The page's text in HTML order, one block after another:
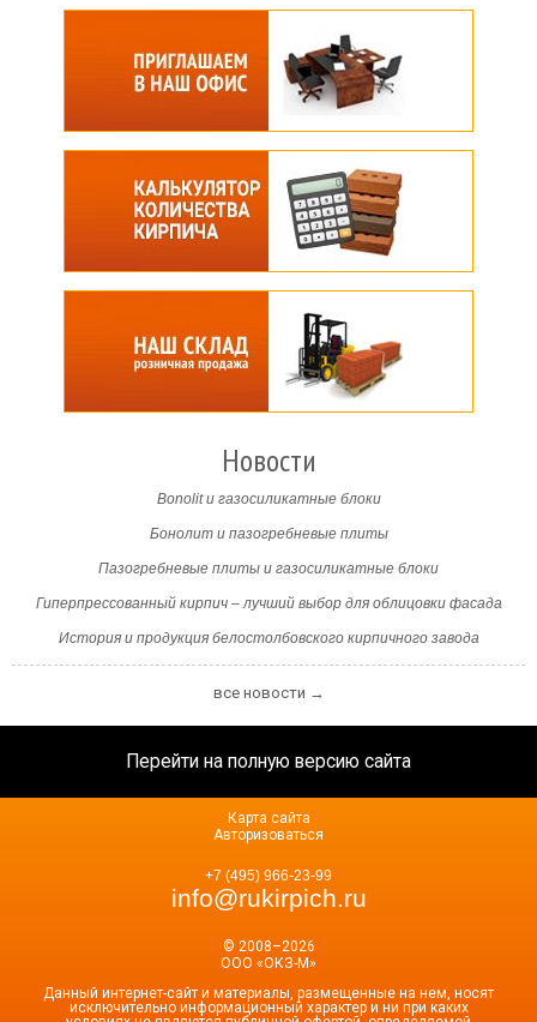
Новости
Bonolit и газосиликатные блоки
Бонолит и пазогребневые плиты
Пазогребневые плиты и газосиликатные блоки
Гиперпрессованный кирпич – лучший выбор для облицовки фасада
История и продукция белостолбовского кирпичного завода
все новости →
Перейти на полную версию сайта
© 2008–2026
ООО «ОКЗ-М»
Данный интернет-сайт и материалы, размещенные на нем, носят
исключительно информационный характер и ни при каких
+7 (495) 966-23-99
info@rukirpich.ru
Карта сайта
Авторизоваться